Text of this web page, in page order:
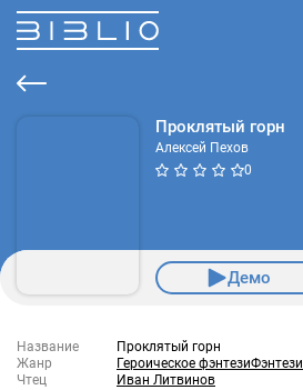
Проклятый горн
Алексей Пехов
0
Демо
Название
Проклятый горн
Жанр
Героическое фэнтезиФэнтези
Чтец
Иван Литвинов